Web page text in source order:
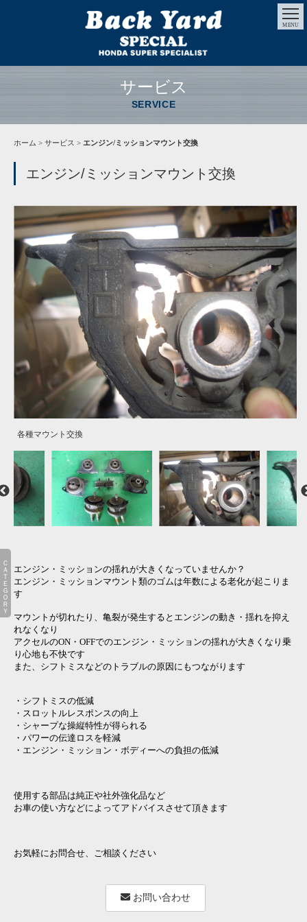
MENU
サービス
SERVICE
ホーム > サービス > エンジン/ミッションマウント交換
エンジン/ミッションマウント交換
各種マウント交換
完全に切れてしまっています・・・
こんな状態になっている事も
パッカーンです
エンジン・ミッションの揺れが大きくなっていませんか？
エンジン・ミッションマウント類のゴムは年数による老化が起こりま
す
マウントが切れたり、亀裂が発生するとエンジンの動き・揺れを抑え
れなくなり
アクセルのON・OFFでのエンジン・ミッションの揺れが大きくなり乗
り心地も不快です
また、シフトミスなどのトラブルの原因にもつながります
・シフトミスの低減
・スロットルレスポンスの向上
・シャープな操縦特性が得られる
・パワーの伝達ロスを軽減
・エンジン・ミッション・ボディーへの負担の低減
使用する部品は純正や社外強化品など
お車の使い方などによってアドバイスさせて頂きます
お気軽にお問合せ、ご相談ください
お問い合わせ
ＣＡＴＥＧＯＲＹ